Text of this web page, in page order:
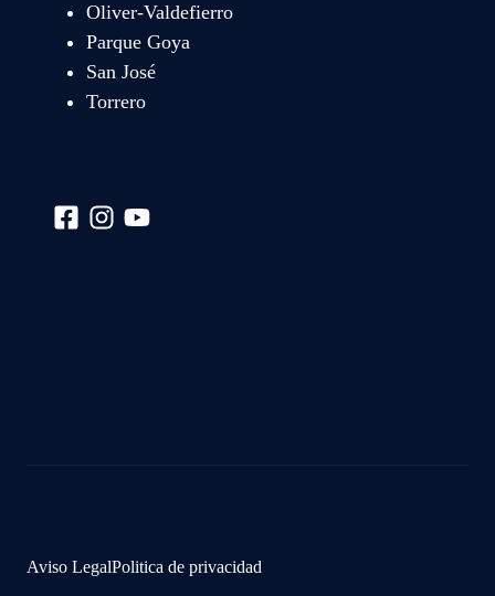
Oliver-Valdefierro
Parque Goya
San José
Torrero
Aviso LegalPolitica de privacidad